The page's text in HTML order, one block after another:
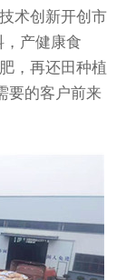
术创新开创市
，产健康食
，再还田种植
要的客户前来